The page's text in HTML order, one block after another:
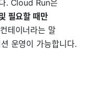
. Cloud Run은
필요할 때만
테이너라는 말
운영이 가능합니다.